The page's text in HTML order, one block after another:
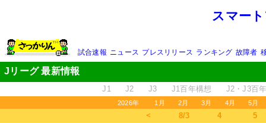
スマー
試合速報 ニュース プレスリリース ランキング 故障者
Jリーグ 最新情報
J1 J2 J3 J1百年構想 J2・J3百
2026年 1月 2月 3月 4月 5月
＜ 8/3 4 5